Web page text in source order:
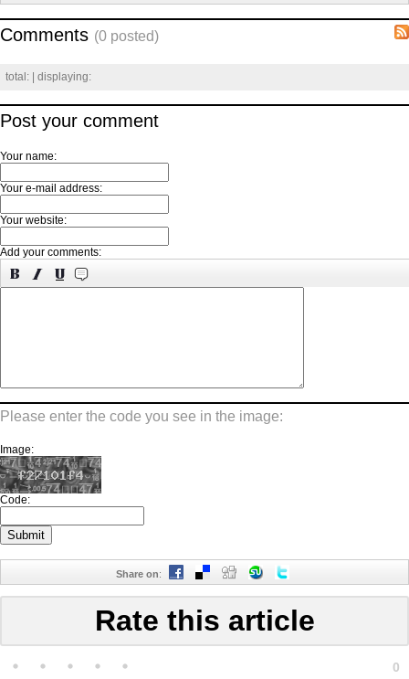
Comments (0 posted)
total: | displaying:
Post your comment
Your name:
Your e-mail address:
Your website:
Add your comments:
Please enter the code you see in the image:
Image:
Code:
Share on:
Rate this article
0